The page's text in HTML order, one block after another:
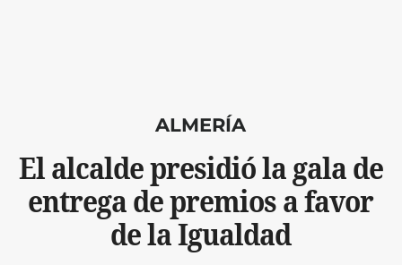
ALMERÍA
El alcalde presidió la gala de
entrega de premios a favor
de la Igualdad